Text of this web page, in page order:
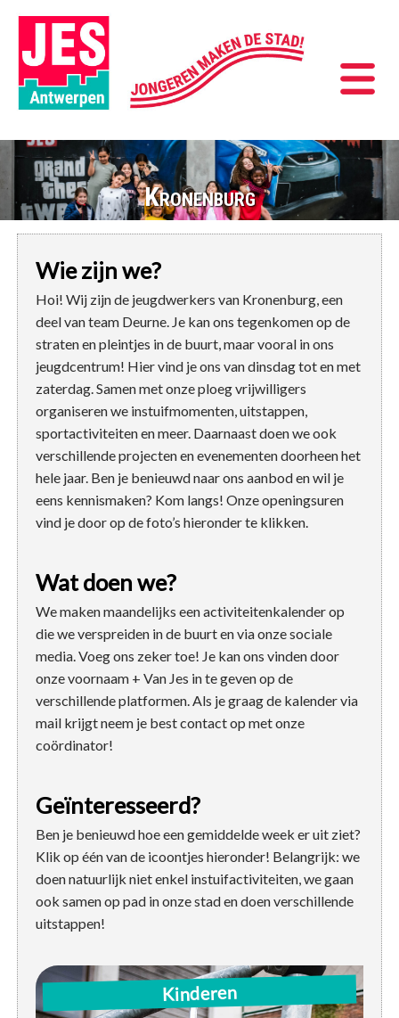
Kronenburg
Wie zijn we?
Hoi! Wij zijn de jeugdwerkers van Kronenburg, een
deel van team Deurne. Je kan ons tegenkomen op de
straten en pleintjes in de buurt, maar vooral in ons
jeugdcentrum! Hier vind je ons van dinsdag tot en met
zaterdag. Samen met onze ploeg vrijwilligers
organiseren we instuifmomenten, uitstappen,
sportactiviteiten en meer. Daarnaast doen we ook
verschillende projecten en evenementen doorheen het
hele jaar. Ben je benieuwd naar ons aanbod en wil je
eens kennismaken? Kom langs! Onze openingsuren
vind je door op de foto’s hieronder te klikken.
Wat doen we?
We maken maandelijks een activiteitenkalender op
die we verspreiden in de buurt en via onze sociale
media. Voeg ons zeker toe! Je kan ons vinden door
onze voornaam + Van Jes in te geven op de
verschillende platformen. Als je graag de kalender via
mail krijgt neem je best contact op met onze
coördinator!
Geïnteresseerd?
Ben je benieuwd hoe een gemiddelde week er uit ziet?
Klik op één van de icoontjes hieronder! Belangrijk: we
doen natuurlijk niet enkel instuifactiviteiten, we gaan
ook samen op pad in onze stad en doen verschillende
uitstappen!
Kinderen
Woe: 14u-16u | instuif / activiteit
Za: 14u-17u | instuif / activiteit